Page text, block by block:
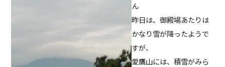
ん
昨日は、御殿場あたりは
かなり雪が降ったようで
すが、
愛鷹山には、積雪がみら